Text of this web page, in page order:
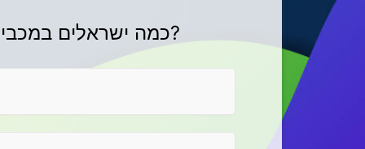
כמה ישראלים במכבי תל אביב קלעו בספרות כפולות במשחק אחד לפחות העונה ביורוליג?